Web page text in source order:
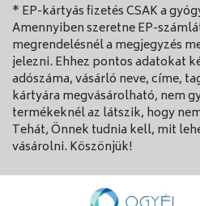
* EP-kártyás fizetés CSAK a
Amennyiben szeretne EP-
megrendelésnél a megjegyzés
jelezni. Ehhez pontos adatokat
adószáma, vásárló neve, címe,
kártyára megvásárolható, nem
termékeknél az látszik, hogy
Tehát, Önnek tudnia kell, mit
vásárolni. Köszönjük!